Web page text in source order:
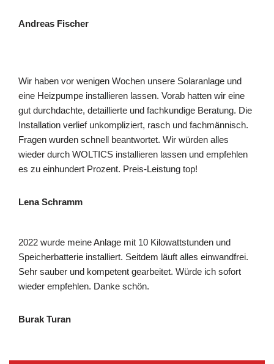
Andreas Fischer
Wir haben vor wenigen Wochen unsere Solaranlage und
eine Heizpumpe installieren lassen. Vorab hatten wir eine
gut durchdachte, detaillierte und fachkundige Beratung. Die
Installation verlief unkompliziert, rasch und fachmännisch.
Fragen wurden schnell beantwortet. Wir würden alles
wieder durch WOLTICS installieren lassen und empfehlen
es zu einhundert Prozent. Preis-Leistung top!
Lena Schramm
2022 wurde meine Anlage mit 10 Kilowattstunden und
Speicherbatterie installiert. Seitdem läuft alles einwandfrei.
Sehr sauber und kompetent gearbeitet. Würde ich sofort
wieder empfehlen. Danke schön.
Burak Turan